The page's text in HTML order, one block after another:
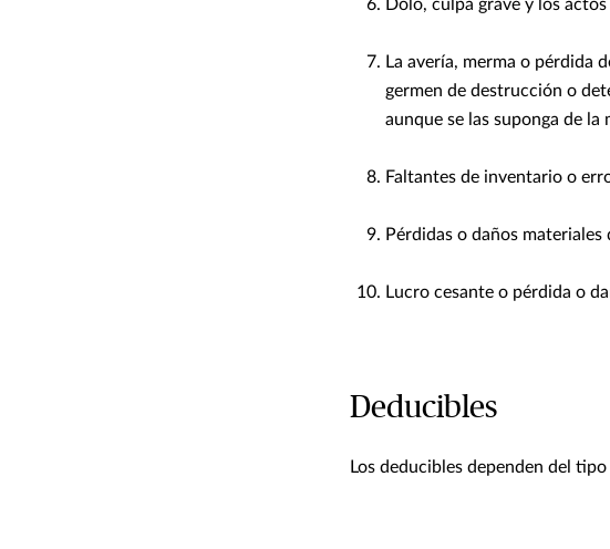
Dolo, culpa grave y los
La avería, merma o pérdida
germen de destrucción o
aunque se las suponga de la
Faltantes de inventario o
Pérdidas o daños materiales
Lucro cesante o pérdida o
Deducibles
Los deducibles dependen del